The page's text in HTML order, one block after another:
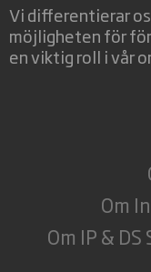
Vi differentierar
möjligheten för
en viktig roll i vår
Om
Om IP &